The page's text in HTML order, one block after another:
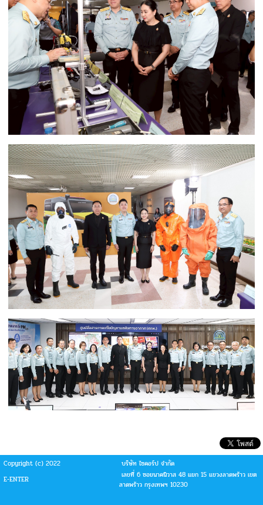
Copyright (c) 2022
บริษัท ไซคอร์ป จำกัด
E-ENTER
เลขที่ 6 ซอยนาคนิวาส 48 แยก 15 แขวงลาดพร้าว เขต
ลาดพร้าว กรุงเทพฯ 10230